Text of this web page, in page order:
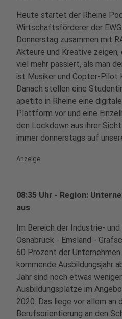
Heute startet der Rheine
Wirtschaftsförderer der
Donnerstag zusammen mit
Akteure und Kreative
viel mehr passiert, als man
ist Musiker und Copter-Pilot
Danach stellen eine
apetito in Rheine eine
Plattform vor und eine
den Lockdown aus ihrer
immer donnerstags auf
Anzeige
08:35 Uhr - Region:
aus
Im Bereich der Industrie-
Osnabrück - Emsland -
60 Prozent der
kommende Ausbildungsjahr
Jahr sind noch etwas
Ausbildungsplätze im
2020. Das liege vor allem an
Berufsorientierung an den